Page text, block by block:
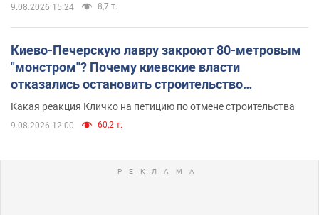
9.08.2026 15:24 8,7 т.
Киево-Печерскую лавру закроют 80-метровым
"монстром"? Почему киевские власти
отказались остановить строительство
небоскреба "московского верующего"
Какая реакция Кличко на петицию по отмене строительства
9.08.2026 12:00 60,2 т.